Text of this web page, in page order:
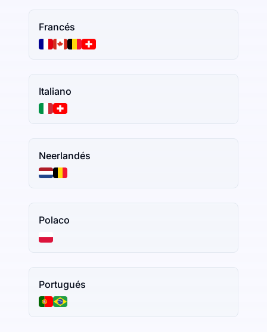
Francés
Italiano
Neerlandés
Polaco
Portugués